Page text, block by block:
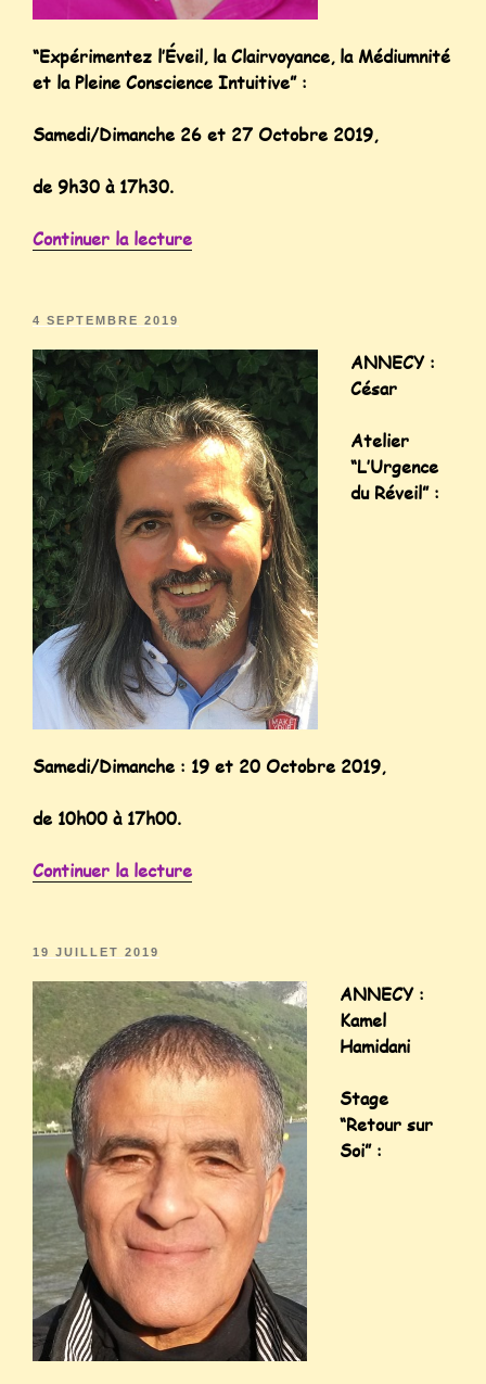
“Expérimentez l’Éveil, la Clairvoyance, la Médiumnité
et la Pleine Conscience Intuitive” :
Samedi/Dimanche 26 et 27 Octobre 2019,
de 9h30 à 17h30.
Continuer la lecture
4 SEPTEMBRE 2019
ANNECY :
César
Atelier
“L’Urgence
du Réveil” :
Samedi/Dimanche : 19 et 20 Octobre 2019,
de 10h00 à 17h00.
Continuer la lecture
19 JUILLET 2019
ANNECY :
Kamel
Hamidani
Stage
“Retour sur
Soi” :